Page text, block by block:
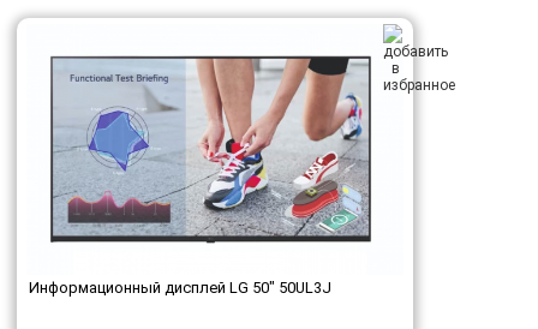
Информационный дисплей LG 50" 50UL3J